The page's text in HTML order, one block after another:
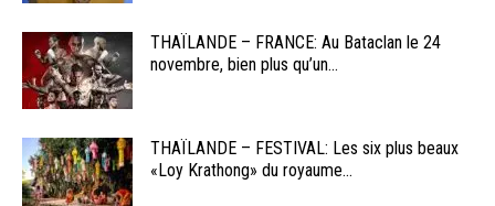
THAÏLANDE – FRANCE: Au Bataclan le 24
novembre, bien plus qu’un...
THAÏLANDE – FESTIVAL: Les six plus beaux
«Loy Krathong» du royaume...